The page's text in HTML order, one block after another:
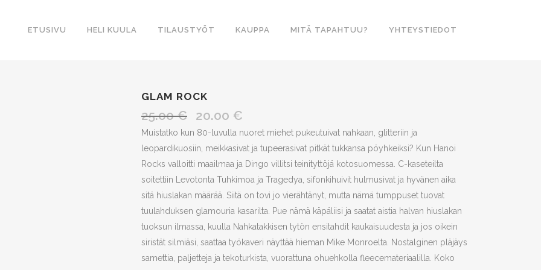
ETUSIVU HELI KUULA TILAUSTYÖT KAUPPA MITÄ TAPAHTUU? YHTEYSTIEDOT
GLAM ROCK
25.00€
Alkuperäinen
hinta
oli:
25.00 €.
20.00 €
hinta
on:
20.00 €.
Muistatko kun 80-luvulla nuoret miehet pukeutuivat nahkaan, glitteriin ja
leopardikuosiin, meikkasivat ja tupeerasivat pitkät tukkansa pöyhkeiksi? Kun Hanoi
Rocks valloitti maailmaa ja Dingo villitsi teinityttöjä kotosuomessa. C-kaseteilta
soitettiin Levotonta Tuhkimoa ja Tragedya, sifonkihuivit hulmusivat ja hyvänen aika
sitä hiuslakan määrää. Siitä on tovi jo vierähtänyt, mutta nämä tumppuset tuovat
tuulahduksen glamouria kasarilta. Pue nämä käpäliisi ja saatat aistia halvan hiuslakan
tuoksun ilmassa, kuulla Nahkatakkisen tytön ensitahdit kaukaisuudesta ja jos oikein
siristät silmiäsi, saattaa työkaveri näyttää hieman Mike Monroelta. Nostalginen pläjäys
samettia, paljetteja ja tekoturkista, vuorattuna ohuehkolla fleecemateriaalilla. Koko